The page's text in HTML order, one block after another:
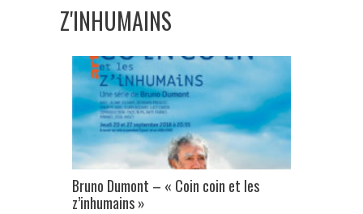
Z'INHUMAINS
Bruno Dumont – « Coin coin et les
z’inhumains »